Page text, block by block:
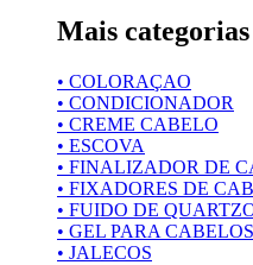
Mais categorias
• COLORAÇAO
• CONDICIONADOR
• CREME CABELO
• ESCOVA
• FINALIZADOR DE
• FIXADORES DE
• FUIDO DE
• GEL PARA CABELOS
• JALECOS